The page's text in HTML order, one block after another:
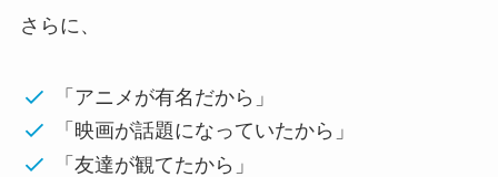
さらに、
「アニメが有名だから」
「映画が話題になっていたから」
「友達が観てたから」